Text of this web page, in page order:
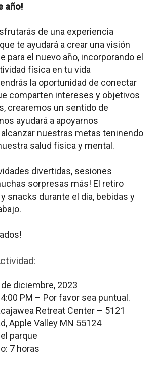
año!
de una experiencia
te ayudará a crear una visión
para el nuevo año, incorporando el
física en tu vida
la oportunidad de conectar
comparten intereses y objetivos
crearemos un sentido de
ayudará a apoyarnos
nuestras metas teninendo
salud fisica y mental.
divertidas, sesiones
sorpresas más! El retiro
snacks durante el dia, bebidas y
diciembre, 2023
PM – Por favor sea puntual.
Retreat Center – 5121
Apple Valley MN 55124
parque
7 horas